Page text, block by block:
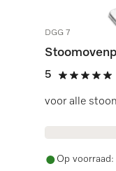
DGG 7
5
5 sterren op
voor alle
Op